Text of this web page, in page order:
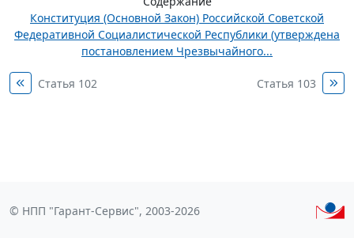
Конституция (Основной Закон) Российской Советской
Федеративной Социалистической Республики (утверждена
постановлением Чрезвычайного...
Статья 102 Статья 103
© НПП "Гарант-Сервис", 2003-2026